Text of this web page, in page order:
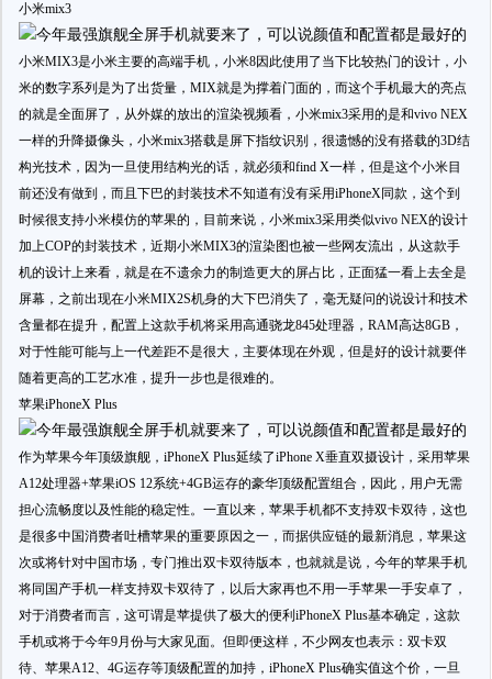
小米mix3
小米MIX3是小米主要的高端手机，小米8因此使用了当下比较热门的设计，小
米的数字系列是为了出货量，MIX就是为撑着门面的，而这个手机最大的亮点
的就是全面屏了，从外媒的放出的渲染视频看，小米mix3采用的是和vivo NEX
一样的升降摄像头，小米mix3搭载是屏下指纹识别，很遗憾的没有搭载的3D结
构光技术，因为一旦使用结构光的话，就必须和find X一样，但是这个小米目
前还没有做到，而且下巴的封装技术不知道有没有采用iPhoneX同款，这个到
时候很支持小米模仿的苹果的，目前来说，小米mix3采用类似vivo NEX的设计
加上COP的封装技术，近期小米MIX3的渲染图也被一些网友流出，从这款手
机的设计上来看，就是在不遗余力的制造更大的屏占比，正面猛一看上去全是
屏幕，之前出现在小米MIX2S机身的大下巴消失了，毫无疑问的说设计和技术
含量都在提升，配置上这款手机将采用高通骁龙845处理器，RAM高达8GB，
对于性能可能与上一代差距不是很大，主要体现在外观，但是好的设计就要伴
随着更高的工艺水准，提升一步也是很难的。
苹果iPhoneX Plus
作为苹果今年顶级旗舰，iPhoneX Plus延续了iPhone X垂直双摄设计，采用苹果
A12处理器+苹果iOS 12系统+4GB运存的豪华顶级配置组合，因此，用户无需
担心流畅度以及性能的稳定性。一直以来，苹果手机都不支持双卡双待，这也
是很多中国消费者吐槽苹果的重要原因之一，而据供应链的最新消息，苹果这
次或将针对中国市场，专门推出双卡双待版本，也就就是说，今年的苹果手机
将同国产手机一样支持双卡双待了，以后大家再也不用一手苹果一手安卓了，
对于消费者而言，这可谓是苹提供了极大的便利iPhoneX Plus基本确定，这款
手机或将于今年9月份与大家见面。但即便这样，不少网友也表示：双卡双
待、苹果A12、4G运存等顶级配置的加持，iPhoneX Plus确实值这个价，一旦